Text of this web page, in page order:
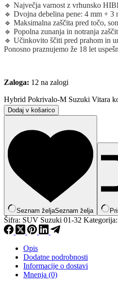
🔹 Največja varnost z vrhunsko
🔹 Dvojna debelina pene: 4 mm + 3
🔹 Maksimalna zaščita pred točo,
🔹 Popolna zunanja in notranja
🔹 Učinkovito ščiti pred prahom in
Ponosno praznujemo že 18 let
Zaloga: 12 na zalogi
Hybrid Pokrivalo-M Suzuki Vitara
Dodaj v košarico
Seznam željaSeznam želja
Šifra: SUV Suzuki 01-32 Kategorija:
Opis
Dodatne podrobnosti
Informacije o dostavi
Mnenja (0)